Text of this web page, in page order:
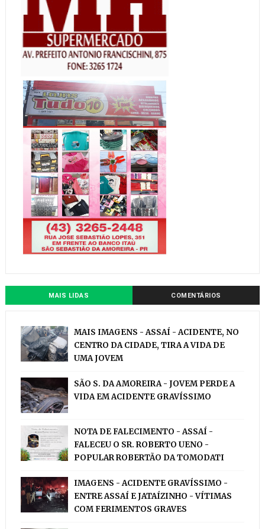
MAIS LIDAS COMENTÁRIOS
MAIS IMAGENS - ASSAÍ - ACIDENTE, NO
CENTRO DA CIDADE, TIRA A VIDA DE
UMA JOVEM
SÃO S. DA AMOREIRA - JOVEM PERDE A
VIDA EM ACIDENTE GRAVÍSSIMO
NOTA DE FALECIMENTO - ASSAÍ -
FALECEU O SR. ROBERTO UENO -
POPULAR ROBERTÃO DA TOMODATI
IMAGENS - ACIDENTE GRAVÍSSIMO -
ENTRE ASSAÍ E JATAÍZINHO - VÍTIMAS
COM FERIMENTOS GRAVES